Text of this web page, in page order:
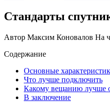
Стандарты
Автор Максим Коновалов На
Содержание
Основные
Что лучше подключить
Какому вещанию лучше
В заключение